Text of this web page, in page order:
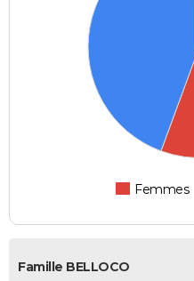
Femmes
Famille BELLOCO